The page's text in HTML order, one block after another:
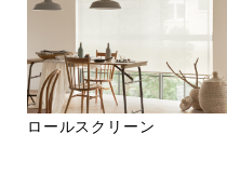
ロールスクリーン